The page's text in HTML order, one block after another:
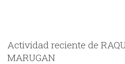
Actividad reciente de
MARUGAN